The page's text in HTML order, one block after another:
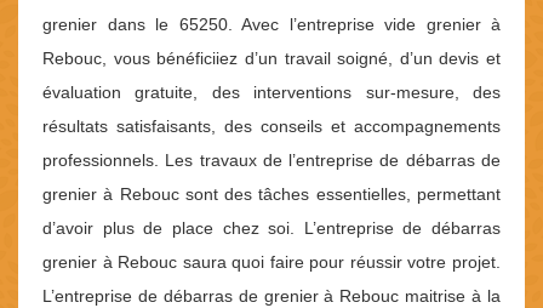
grenier dans le 65250. Avec l’entreprise vide grenier à
Rebouc, vous bénéficiiez d’un travail soigné, d’un devis et
évaluation gratuite, des interventions sur-mesure, des
résultats satisfaisants, des conseils et accompagnements
professionnels. Les travaux de l’entreprise de débarras de
grenier à Rebouc sont des tâches essentielles, permettant
d’avoir plus de place chez soi. L’entreprise de débarras
grenier à Rebouc saura quoi faire pour réussir votre projet.
L’entreprise de débarras de grenier à Rebouc maitrise à la